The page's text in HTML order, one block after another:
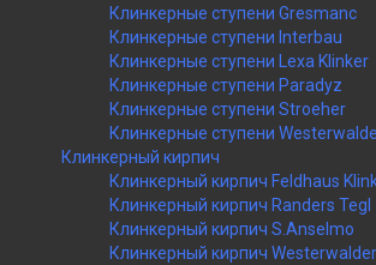
Клинкерные ступени Gresmanc
Клинкерные ступени Interbau
Клинкерные ступени Lexa Klinker
Клинкерные ступени Paradyz
Клинкерные ступени Stroeher
Клинкерные ступени
Клинкерный кирпич
Клинкерный кирпич Feldhaus
Клинкерный кирпич Randers Tegl
Клинкерный кирпич S.Anselmo
Клинкерный кирпич